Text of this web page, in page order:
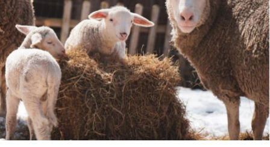
Zum Hauptinhalt springen
Erklärung zur Barrierefreiheit anzeigen